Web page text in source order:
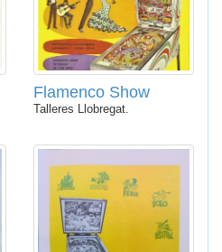
Flamenco Show
Talleres Llobregat.